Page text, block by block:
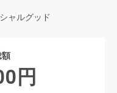
ャルグッド
円